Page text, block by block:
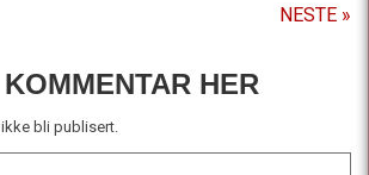
NESTE »
HER
bli publisert.